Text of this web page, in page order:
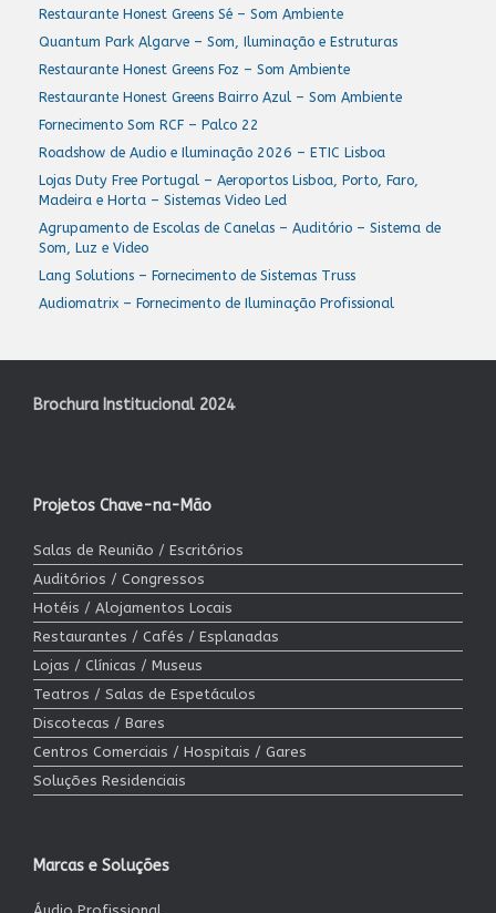
Restaurante Honest Greens Sé – Som Ambiente
Quantum Park Algarve – Som, Iluminação e Estruturas
Restaurante Honest Greens Foz – Som Ambiente
Restaurante Honest Greens Bairro Azul – Som Ambiente
Fornecimento Som RCF – Palco 22
Roadshow de Audio e Iluminação 2026 – ETIC Lisboa
Lojas Duty Free Portugal – Aeroportos Lisboa, Porto, Faro,
Madeira e Horta – Sistemas Video Led
Agrupamento de Escolas de Canelas – Auditório – Sistema de
Som, Luz e Video
Lang Solutions – Fornecimento de Sistemas Truss
Audiomatrix – Fornecimento de Iluminação Profissional
Brochura Institucional 2024
Projetos Chave-na-Mão
Salas de Reunião / Escritórios
Auditórios / Congressos
Hotéis / Alojamentos Locais
Restaurantes / Cafés / Esplanadas
Lojas / Clínicas / Museus
Teatros / Salas de Espetáculos
Discotecas / Bares
Centros Comerciais / Hospitais / Gares
Soluções Residenciais
Marcas e Soluções
Áudio Profissional